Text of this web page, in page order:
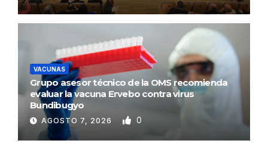
VACUNAS
Grupo asesor técnico de la OMS recomienda
evaluar la vacuna Ervebo contra virus
Bundibugyo
AGOSTO 7, 2026 0